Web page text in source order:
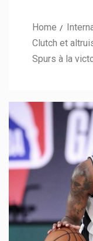
Home
Clutch et
Spurs à la